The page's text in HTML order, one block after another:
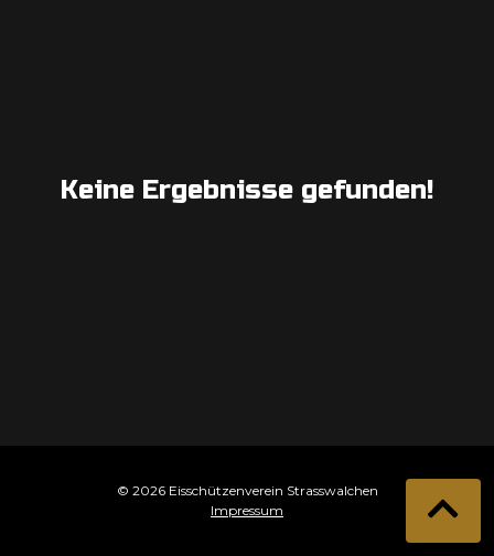
Keine Ergebnisse gefunden!
© 2026 Eisschützenverein Strasswalchen
Impressum